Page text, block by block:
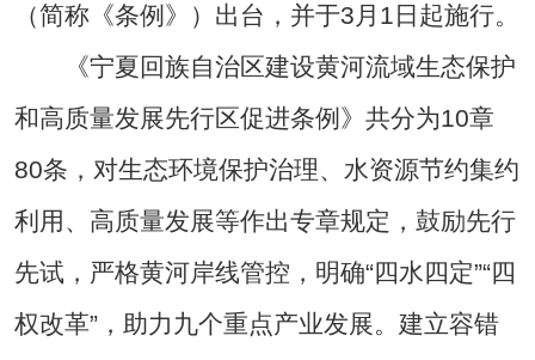
（简称《条例》）出台，并于3月1日起施行。
《宁夏回族自治区建设黄河流域生态保护
和高质量发展先行区促进条例》共分为10章
80条，对生态环境保护治理、水资源节约集约
利用、高质量发展等作出专章规定，鼓励先行
先试，严格黄河岸线管控，明确“四水四定”“四
权改革”，助力九个重点产业发展。建立容错